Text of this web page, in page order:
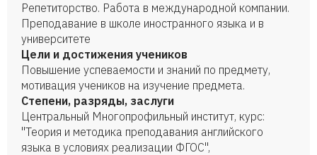
Репетиторство. Работа в международной компании.
Преподавание в школе иностранного языка и в
университете
Цели и достижения учеников
Повышение успеваемости и знаний по предмету,
мотивация учеников на изучение предмета.
Степени, разряды, заслуги
Центральный Многопрофильный институт, курс:
"Теория и методика преподавания английского
языка в условиях реализации ФГОС",